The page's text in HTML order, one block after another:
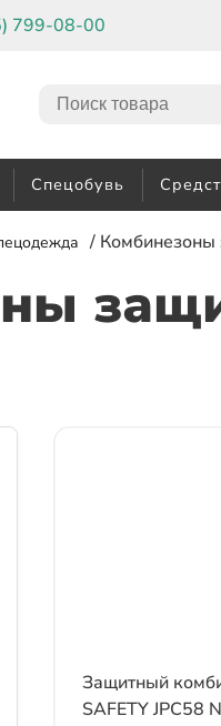
799-08-00
Спецобувь
/ Комбинезоны
Защитный
SAFETY JPC58